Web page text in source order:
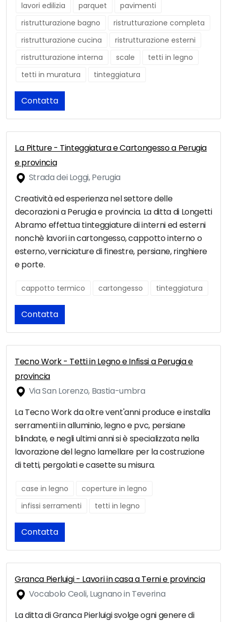
lavori edilizia
parquet
pavimenti
ristrutturazione bagno
ristrutturazione completa
ristrutturazione cucina
ristrutturazione esterni
ristrutturazione interna
scale
tetti in legno
tetti in muratura
tinteggiatura
Contatta
L.a Pitture - Tinteggiatura e Cartongesso a Perugia
e provincia
Strada dei Loggi, Perugia
Creatività ed esperienza nel settore delle
decorazioni a Perugia e provincia. La ditta di Longetti
Abramo effettua tinteggiature di interni ed esterni
nonchè lavori in cartongesso, cappotto interno o
esterno, verniciature di finestre, persiane, ringhiere
e porte.
cappotto termico cartongesso tinteggiatura
Contatta
Tecno Work - Tetti in Legno e Infissi a Perugia e
provincia
Via San Lorenzo, Bastia-umbra
La Tecno Work da oltre vent'anni produce e installa
serramenti in alluminio, legno e pvc, persiane
blindate, e negli ultimi anni si è specializzata nella
lavorazione del legno lamellare per la costruzione
di tetti, pergolati e casette su misura.
case in legno
coperture in legno
infissi serramenti
tetti in legno
Contatta
Granca Pierluigi - Lavori in casa a Terni e provincia
Vocabolo Ceoli, Lugnano in Teverina
La ditta di Granca Pierluigi svolge ogni genere di